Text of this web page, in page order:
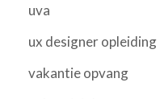
uva
ux designer opleiding
vakantie opvang